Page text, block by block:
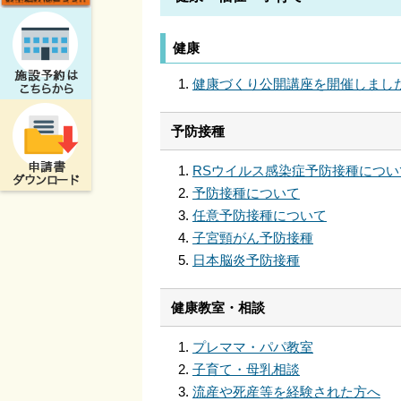
健康
健康づくり公開講座を開催しまし
予防接種
RSウイルス感染症予防接種につ
予防接種について
任意予防接種について
子宮頸がん予防接種
日本脳炎予防接種
健康教室・相談
プレママ・パパ教室
子育て・母乳相談
流産や死産等を経験された方へ